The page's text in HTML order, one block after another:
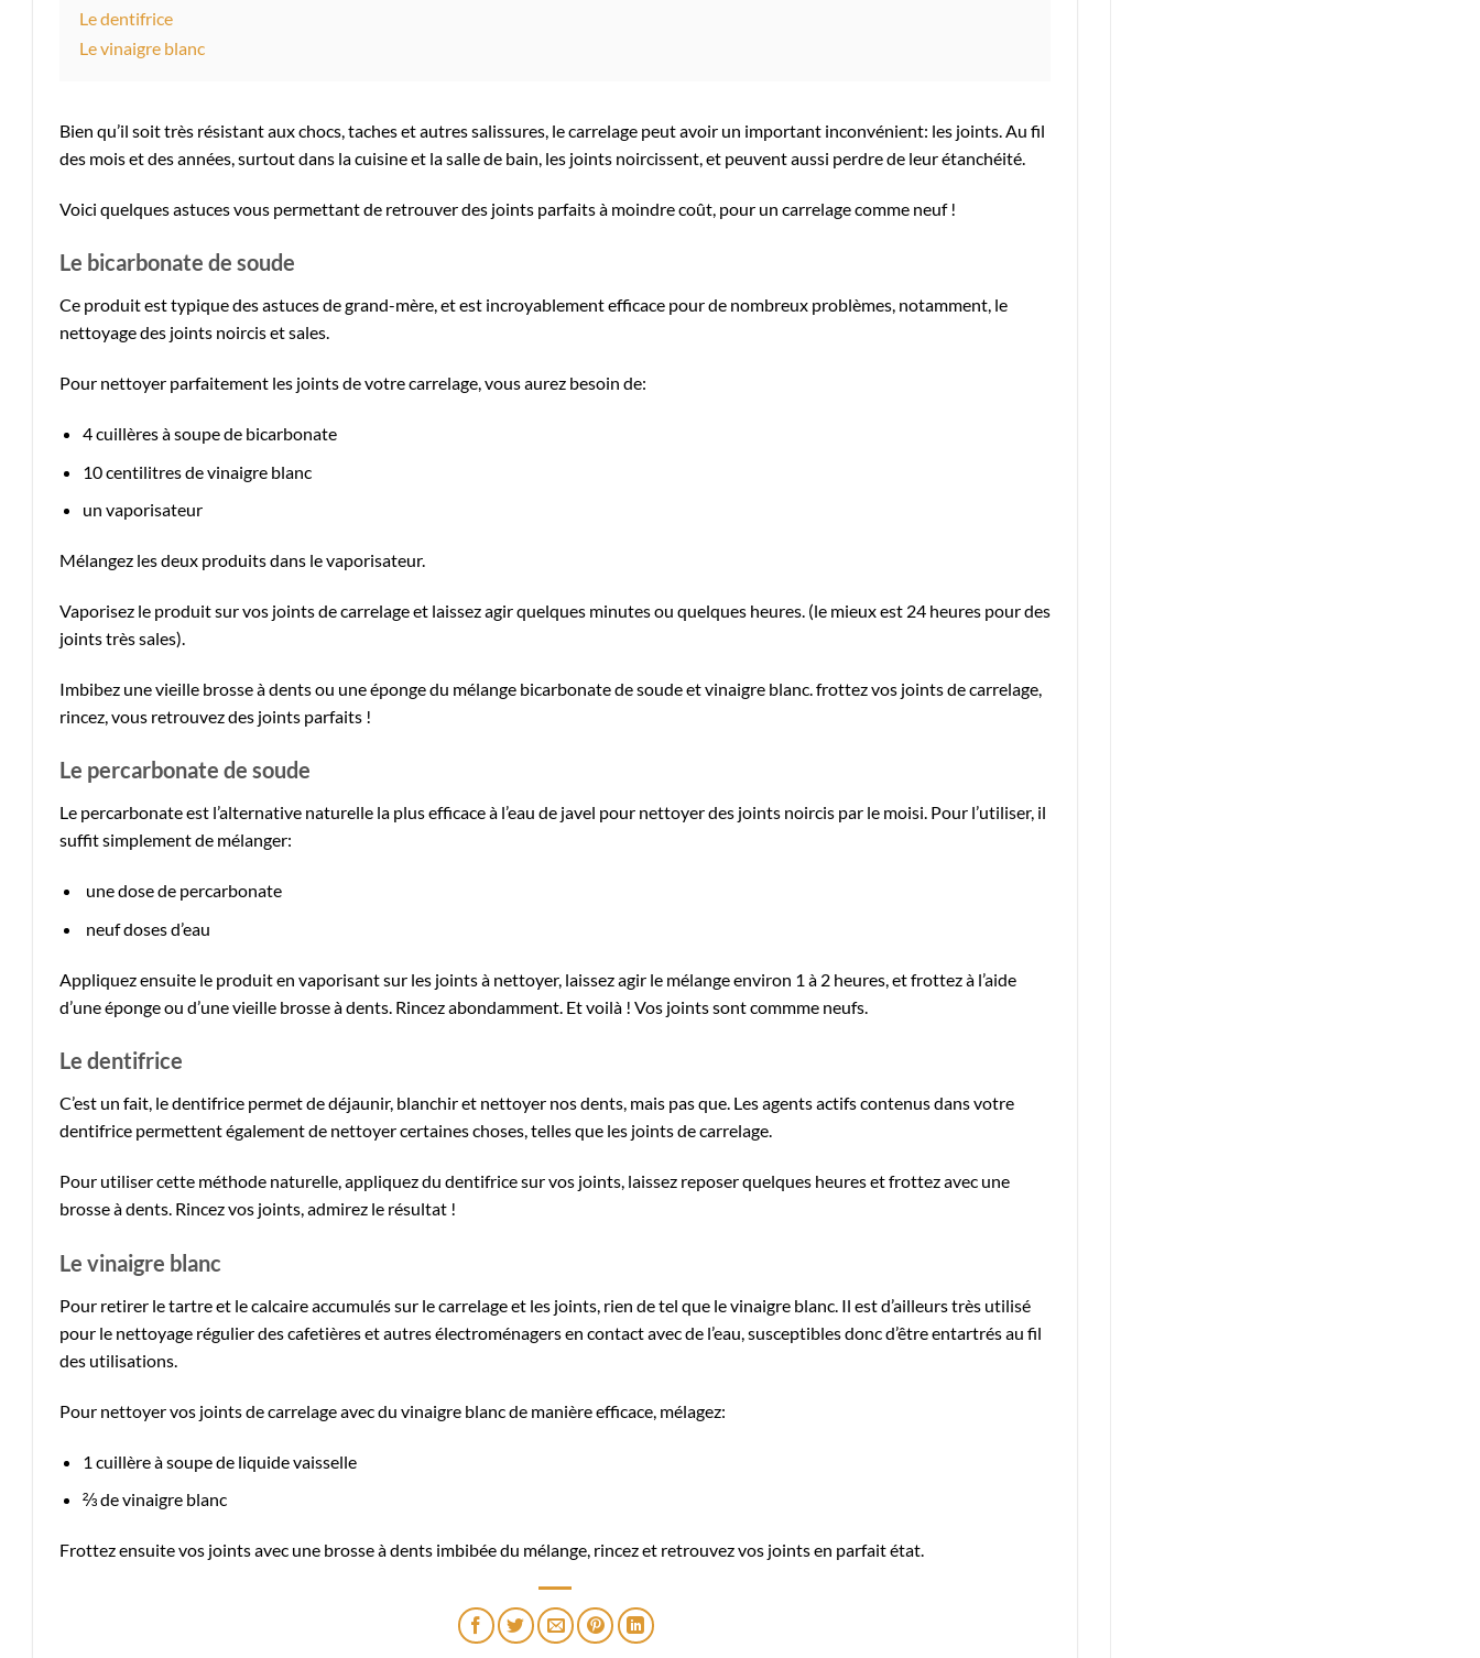
Le dentifrice
Le vinaigre blanc
Bien qu’il soit très résistant aux chocs, taches et autres salissures, le carrelage peut avoir un important inconvénient: les joints. Au fil
des mois et des années, surtout dans la cuisine et la salle de bain, les joints noircissent, et peuvent aussi perdre de leur étanchéité.
Voici quelques astuces vous permettant de retrouver des joints parfaits à moindre coût, pour un carrelage comme neuf !
Le bicarbonate de soude
Ce produit est typique des astuces de grand-mère, et est incroyablement efficace pour de nombreux problèmes, notamment, le
nettoyage des joints noircis et sales.
Pour nettoyer parfaitement les joints de votre carrelage, vous aurez besoin de:
4 cuillères à soupe de bicarbonate
10 centilitres de vinaigre blanc
un vaporisateur
Mélangez les deux produits dans le vaporisateur.
Vaporisez le produit sur vos joints de carrelage et laissez agir quelques minutes ou quelques heures. (le mieux est 24 heures pour des
joints très sales).
Imbibez une vieille brosse à dents ou une éponge du mélange bicarbonate de soude et vinaigre blanc. frottez vos joints de carrelage,
rincez, vous retrouvez des joints parfaits !
Le percarbonate de soude
Le percarbonate est l’alternative naturelle la plus efficace à l’eau de javel pour nettoyer des joints noircis par le moisi. Pour l’utiliser, il
suffit simplement de mélanger:
une dose de percarbonate
neuf doses d’eau
Appliquez ensuite le produit en vaporisant sur les joints à nettoyer, laissez agir le mélange environ 1 à 2 heures, et frottez à l’aide
d’une éponge ou d’une vieille brosse à dents. Rincez abondamment. Et voilà ! Vos joints sont commme neufs.
Le dentifrice
C’est un fait, le dentifrice permet de déjaunir, blanchir et nettoyer nos dents, mais pas que. Les agents actifs contenus dans votre
dentifrice permettent également de nettoyer certaines choses, telles que les joints de carrelage.
Pour utiliser cette méthode naturelle, appliquez du dentifrice sur vos joints, laissez reposer quelques heures et frottez avec une
brosse à dents. Rincez vos joints, admirez le résultat !
Le vinaigre blanc
Pour retirer le tartre et le calcaire accumulés sur le carrelage et les joints, rien de tel que le vinaigre blanc. Il est d’ailleurs très utilisé
pour le nettoyage régulier des cafetières et autres électroménagers en contact avec de l’eau, susceptibles donc d’être entartrés au fil
des utilisations.
Pour nettoyer vos joints de carrelage avec du vinaigre blanc de manière efficace, mélagez:
1 cuillère à soupe de liquide vaisselle
⅔ de vinaigre blanc
Frottez ensuite vos joints avec une brosse à dents imbibée du mélange, rincez et retrouvez vos joints en parfait état.